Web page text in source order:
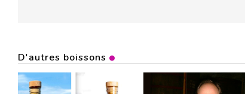
D'autres boissons